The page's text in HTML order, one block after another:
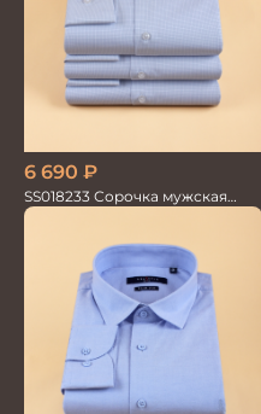
6 690 ₽
SS018233 Сорочка мужская
GROSTYLE TRENDY